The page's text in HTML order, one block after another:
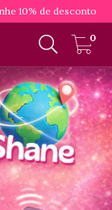
10% de desconto
0